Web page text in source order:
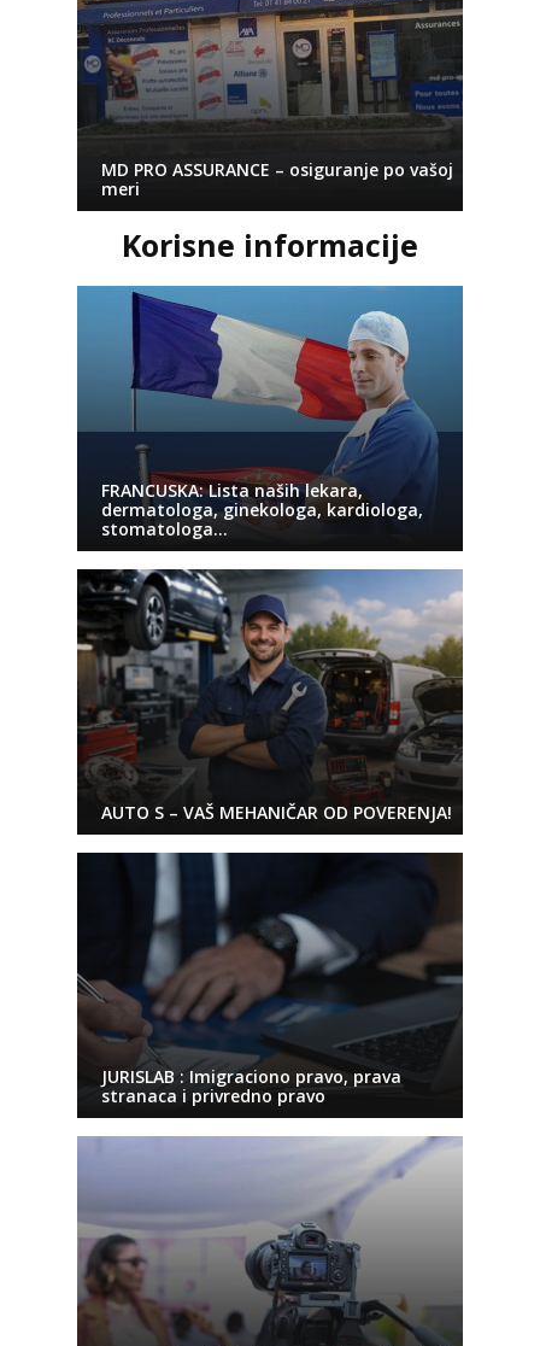
MD PRO ASSURANCE – osiguranje po vašoj
meri
Korisne informacije
FRANCUSKA: Lista naših lekara,
dermatologa, ginekologa, kardiologa,
stomatologa…
AUTO S – VAŠ MEHANIČAR OD POVERENJA!
JURISLAB : Imigraciono pravo, prava
stranaca i privredno pravo